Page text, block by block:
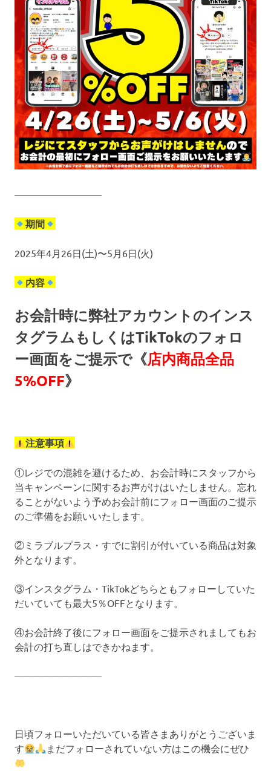
—————————
期間
2025年4月26日(土)〜5月6日(火)
内容
お会計時に弊社アカウントのインス
タグラムもしくはTikTokのフォロ
ー画面をご提示で《店内商品全品
5%OFF》
注意事項
①レジでの混雑を避けるため、お会計時にスタッフから
当キャンペーンに関するお声がけはいたしません。忘れ
ることがないよう予めお会計前にフォロー画面のご提示
のご準備をお願いいたします。
②ミラブルプラス・すでに割引が付いている商品は対象
外となります。
③インスタグラム・TikTokどちらともフォローしていた
だいていても最大5％OFFとなります。
④お会計終了後にフォロー画面をご提示されましてもお
会計の打ち直しはできかねます。
—————————
日頃フォローいただいている皆さまありがとうございま
す
まだフォローされていない方はこの機会にぜひ